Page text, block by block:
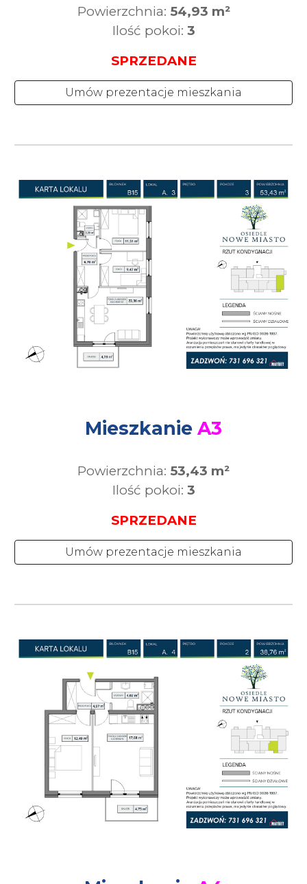
Powierzchnia: 54,93 m²
Ilość pokoi: 3
SPRZEDANE
Umów prezentacje mieszkania
Mieszkanie A3
Powierzchnia: 53,43 m²
Ilość pokoi: 3
SPRZEDANE
Umów prezentacje mieszkania